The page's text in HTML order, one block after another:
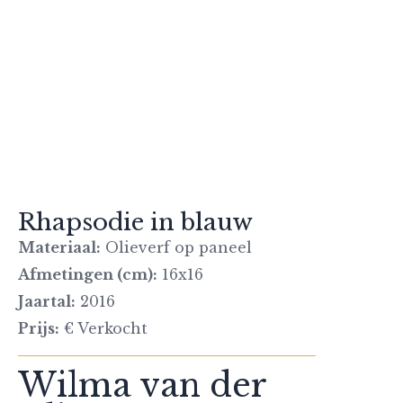
Rhapsodie in blauw
Materiaal: Olieverf op paneel
Afmetingen (cm): 16x16
Jaartal: 2016
Prijs: € Verkocht
Wilma van der